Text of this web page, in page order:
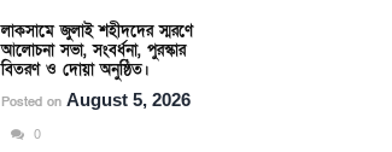
লাকসামে জুলাই শহীদদের স্মরণে
আলোচনা সভা, সংবর্ধনা, পুরস্কার
বিতরণ ও দোয়া অনুষ্ঠিত।
Posted onAugust 5, 2026
0